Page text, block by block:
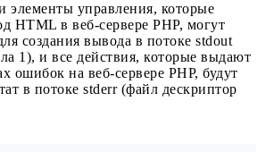
элементы управления, которые
HTML в веб-сервере PHP, могут
создания вывода в потоке stdout
1), и все действия, которые выдают
ошибок на веб-сервере PHP, будут
в потоке stderr (файл дескриптор